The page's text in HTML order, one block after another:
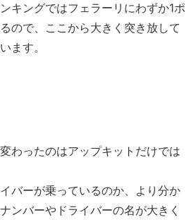
キングではフェラーリにわずか1ポ
ので、ここから大きく突き放して
ます。
わったのはアップキットだけでは
バーが乗っているのか、より分か
ンバーやドライバーの名が大きく